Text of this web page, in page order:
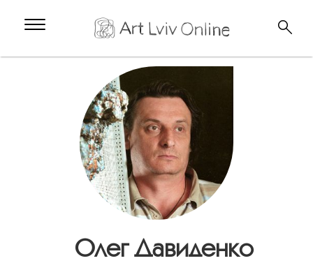
Олег Давиденко